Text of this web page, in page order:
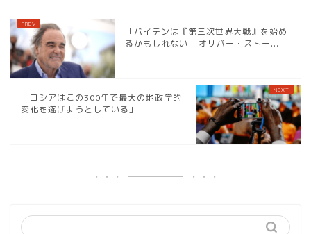
「バイデンは『第三次世界大戦』を始め
るかもしれない - オリバー・ストー...
「ロシアはこの300年で最大の地政学的
変化を遂げようとしている」